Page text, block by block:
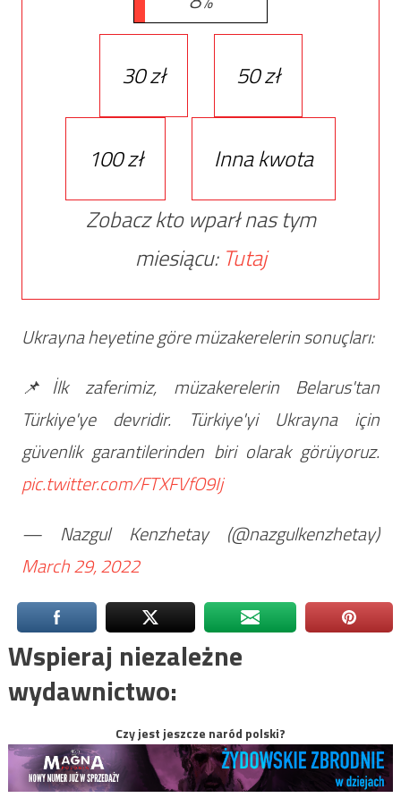
30 zł 50 zł
100 zł
Inna kwota
Zobacz kto wparł nas tym
miesiącu: Tutaj
Ukrayna heyetine göre müzakerelerin sonuçları:
📌İlk zaferimiz, müzakerelerin Belarus'tan
Türkiye'ye devridir. Türkiye'yi Ukrayna için
güvenlik garantilerinden biri olarak görüyoruz.
pic.twitter.com/FTXFVfO9Ij
— Nazgul Kenzhetay (@nazgulkenzhetay)
March 29, 2022
Wspieraj niezależne
wydawnictwo:
Czy jest jeszcze naród polski?